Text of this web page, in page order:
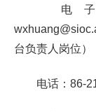
电
台负责人岗位）
电话： 86-